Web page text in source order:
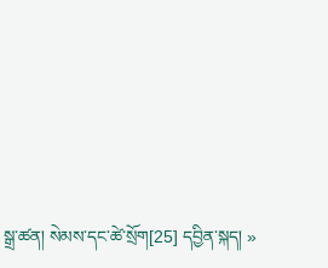
སྒྲ་ཚན། སེམས་དང་ཚེ་སྲོག[25] དབྱིན་སྐད། »